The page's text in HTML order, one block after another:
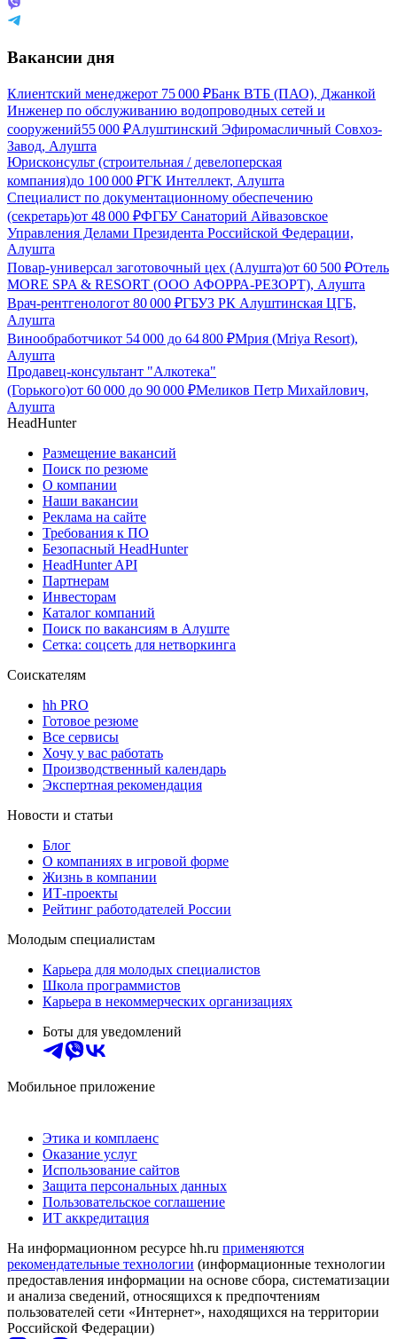
Вакансии дня
Клиентский менеджерот 75 000 ₽Банк ВТБ (ПАО), Джанкой
Инженер по обслуживанию водопроводных сетей и
сооружений55 000 ₽Алуштинский Эфиромасличный Совхоз-
Завод, Алушта
Юрисконсульт (строительная / девелоперская
компания)до 100 000 ₽ГК Интеллект, Алушта
Специалист по документационному обеспечению
(секретарь)от 48 000 ₽ФГБУ Санаторий Айвазовское
Управления Делами Президента Российской Федерации,
Алушта
Повар-универсал заготовочный цех (Алушта)от 60 500 ₽Отель
MORE SPA & RESORT (ООО АФОРРА-РЕЗОРТ), Алушта
Врач-рентгенологот 80 000 ₽ГБУЗ РК Алуштинская ЦГБ,
Алушта
Винообработчикот 54 000 до 64 800 ₽Мрия (Mriya Resort),
Алушта
Продавец-консультант "Алкотека"
(Горького)от 60 000 до 90 000 ₽Меликов Петр Михайлович,
Алушта
HeadHunter
Размещение вакансий
Поиск по резюме
О компании
Наши вакансии
Реклама на сайте
Требования к ПО
Безопасный HeadHunter
HeadHunter API
Партнерам
Инвесторам
Каталог компаний
Поиск по вакансиям в Алуште
Сетка: соцсеть для нетворкинга
Соискателям
hh PRO
Готовое резюме
Все сервисы
Хочу у вас работать
Производственный календарь
Экспертная рекомендация
Новости и статьи
Блог
О компаниях в игровой форме
Жизнь в компании
ИТ-проекты
Рейтинг работодателей России
Молодым специалистам
Карьера для молодых специалистов
Школа программистов
Карьера в некоммерческих организациях
Боты для уведомлений
Мобильное приложение
Этика и комплаенс
Оказание услуг
Использование сайтов
Защита персональных данных
Пользовательское соглашение
ИТ аккредитация
На информационном ресурсе hh.ru применяются
рекомендательные технологии (информационные технологии
предоставления информации на основе сбора, систематизации
и анализа сведений, относящихся к предпочтениям
пользователей сети «Интернет», находящихся на территории
Российской Федерации)